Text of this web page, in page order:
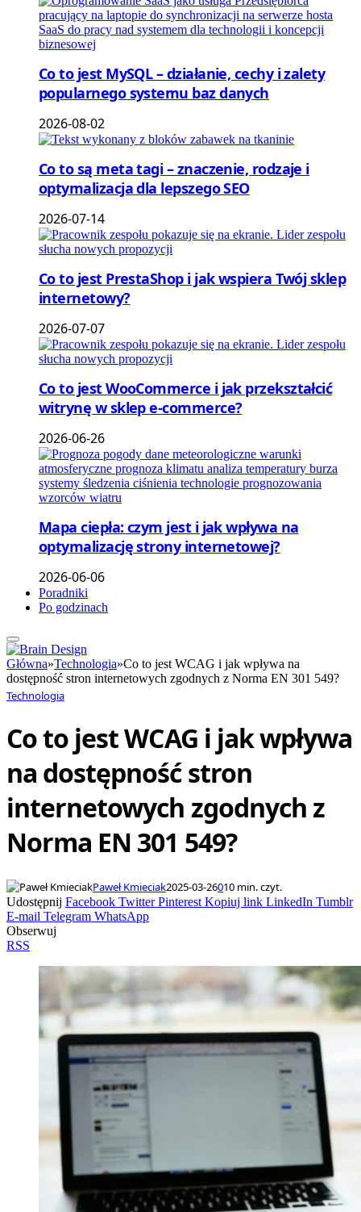
Co to jest MySQL – działanie, cechy i zalety
popularnego systemu baz danych
2026-08-02
Co to są meta tagi – znaczenie, rodzaje i
optymalizacja dla lepszego SEO
2026-07-14
Co to jest PrestaShop i jak wspiera Twój sklep
internetowy?
2026-07-07
Co to jest WooCommerce i jak przekształcić
witrynę w sklep e-commerce?
2026-06-26
Mapa ciepła: czym jest i jak wpływa na
optymalizację strony internetowej?
2026-06-06
Poradniki
Po godzinach
Główna»Technologia»Co to jest WCAG i jak wpływa na
dostępność stron internetowych zgodnych z Norma EN 301 549?
Technologia
Co to jest WCAG i jak wpływa
na dostępność stron
internetowych zgodnych z
Norma EN 301 549?
Paweł Kmieciak2025-03-26010 min. czyt.
Udostępnij Facebook Twitter Pinterest Kopiuj link LinkedIn Tumblr
E-mail Telegram WhatsApp
Obserwuj
RSS